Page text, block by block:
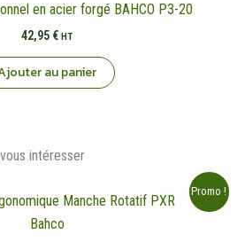
en acier forgé BAHCO P3-20
42,95 € HT
au panier
intéresser
Promo !